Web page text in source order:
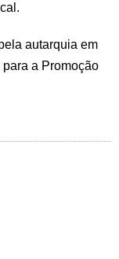
autarquia em
a Promoção